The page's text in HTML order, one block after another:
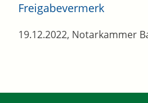
Freigabevermerk
19.12.2022, Notarkammer